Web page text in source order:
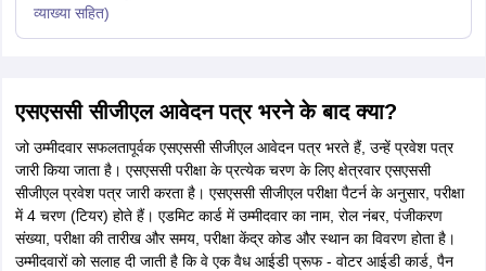
व्याख्या सहित)
एसएससी सीजीएल आवेदन पत्र भरने के बाद क्या?
जो उम्मीदवार सफलतापूर्वक एसएससी सीजीएल आवेदन पत्र भरते हैं, उन्हें प्रवेश पत्र
जारी किया जाता है। एसएससी परीक्षा के प्रत्येक चरण के लिए क्षेत्रवार एसएससी
सीजीएल प्रवेश पत्र जारी करता है। एसएससी सीजीएल परीक्षा पैटर्न के अनुसार, परीक्षा
में 4 चरण (टियर) होते हैं। एडमिट कार्ड में उम्मीदवार का नाम, रोल नंबर, पंजीकरण
संख्या, परीक्षा की तारीख और समय, परीक्षा केंद्र कोड और स्थान का विवरण होता है।
उम्मीदवारों को सलाह दी जाती है कि वे एक वैध आईडी प्रूफ - वोटर आईडी कार्ड, पैन